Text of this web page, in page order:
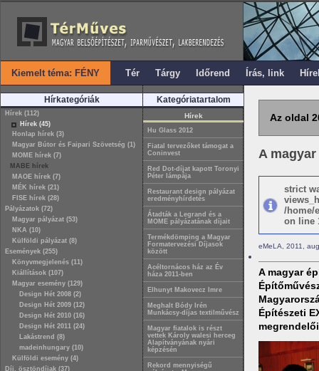
Kiemelt téma: FÉNY Tér Tárgy Időrend Írás, link
Hírkategóriák
Hírek (112)
Hírek (45)
Honlap hírek (3)
Magyar Bútor és Faipari Szövetség (1)
MOME hírek (7)
MABE hírek
MAOE hírek (7)
MÉK hírek (21)
FISE hírek (28)
Pályázatok (72)
Magyar pályázat (53)
NKA (10)
Külföldi pályázat (8)
Események (255)
Könyvmegjelenés (11)
Kiállítások (107)
Magyar esemény (129)
Design Hét 2008 (2)
Design Hét 2009 (12)
Design Hét 2010 (16)
Design Hét 2011 (24)
Lakástrend (8)
madeinhungary (10)
Külföldi esemény (4)
Díj, ösztöndíjak (37)
Kategóriatartalom
Hírek
Hu Glass 2012
Fiatal tervezőket támogat a
Coninvest
Red Dot-díjat kapott Toronyi
Péter lámpája
Restaurant design pályázat
eredményhírdetés
Átadták a Legrand és a
MOME pályázatának díjait
Termékdömping a Magyar
Formatervezési Díjasok
között
Acéltornácos ház az Év
háza 2011-ben
Elhunyt Makovecz Imre
Meghalt Bódy Irén
Munkácsy-díjas textilművész
Magyar fiatalok is részt
vettek Károly walesi herceg
Alapítványának nyári
képzésén
Rekord mennyiségű
Az oldal
A
strict
/home/
on line
eMeLA, 2011,
A magyar
Építészeti